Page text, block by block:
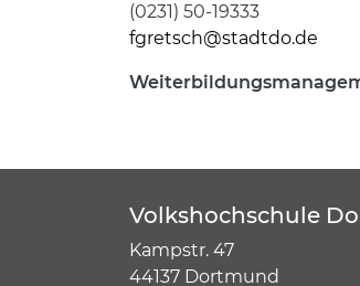
(0231) 50-19333
fgretsch@stadtdo.de
Volkshochschule
Kampstr. 47
44137 Dortmund